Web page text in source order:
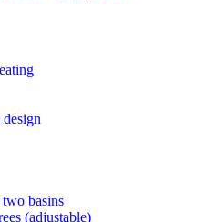
basins
(adjustable)